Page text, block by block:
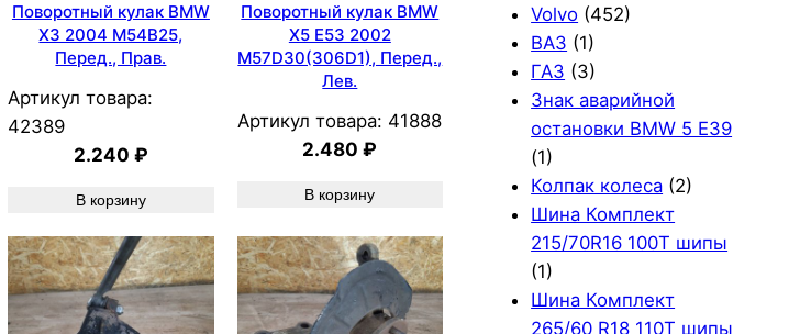
Поворотный кулак BMW
X3 2004 M54B25,
Перед., Прав.
Артикул товара:
42389
2.240 ₽
В корзину
Поворотный кулак BMW
X5 E53 2002
M57D30(306D1), Перед.,
Лев.
Артикул товара: 41888
2.480₽
В корзину
Volvo (452)
ВАЗ (1)
ГАЗ (3)
Знак аварийной
остановки BMW 5 E39
(1)
Колпак колеса (2)
Шина Комплект
215/70R16 100T шипы
(1)
Шина Комплект
265/60 R18 110T шипы